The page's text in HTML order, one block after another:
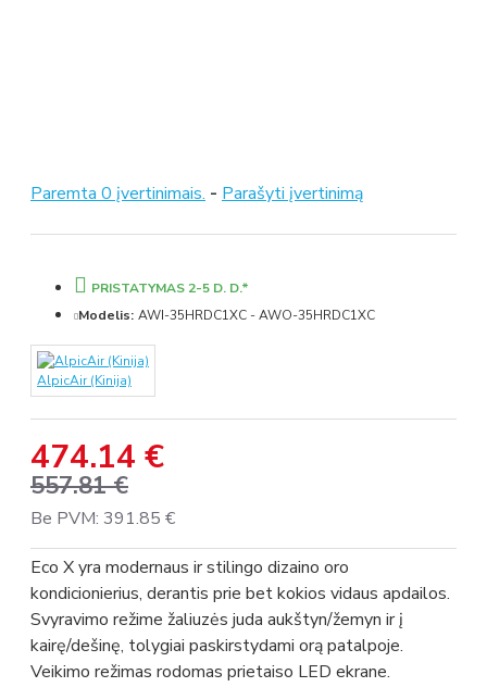
Paremta 0 įvertinimais. - Parašyti įvertinimą
474.14 €
557.81 €
Be PVM: 391.85 €
PRISTATYMAS 2-5 D. D.*
Modelis: AWI-35HRDC1XC - AWO-35HRDC1XC
AlpicAir (Kinija)
Eco X yra modernaus ir stilingo dizaino oro
kondicionierius, derantis prie bet kokios vidaus apdailos.
Svyravimo režime žaliuzės juda aukštyn/žemyn ir į
kairę/dešinę, tolygiai paskirstydami orą patalpoje.
Veikimo režimas rodomas prietaiso LED ekrane.